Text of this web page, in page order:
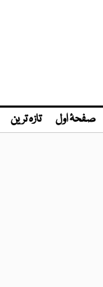
صفحۂ اول تازہ ترین